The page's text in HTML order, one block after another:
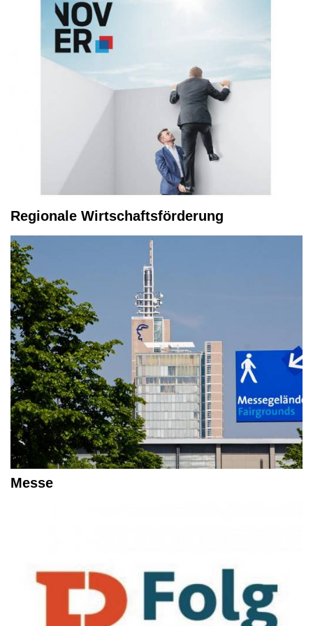
Regionale Wirtschaftsförderung
Messe